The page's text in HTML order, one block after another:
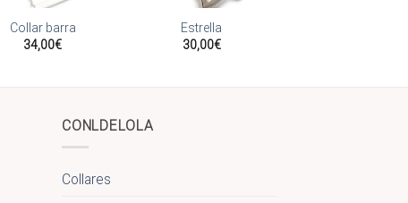
lista
Collar barra
34,00€
Estrella
30,00€
CONLDELOLA
Collares